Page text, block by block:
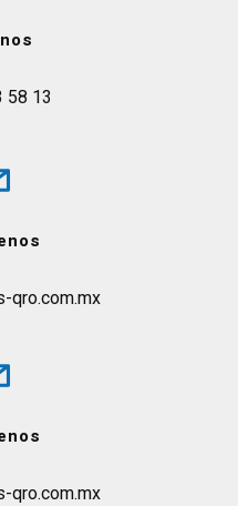
58 13
qro.com.mx
qro.com.mx